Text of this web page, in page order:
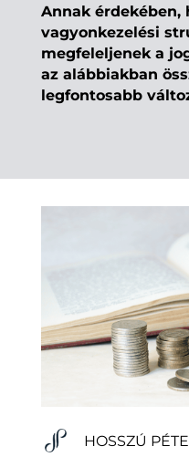
Annak érdekében,
vagyonkezelési
megfeleljenek a
az alábbiakban
legfontosabb
HOSSZÚ